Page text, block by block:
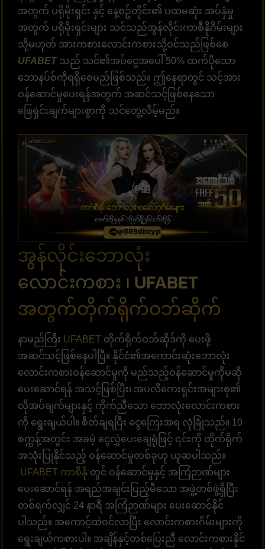
အတွက် ပရိုမိုးရှင်း နှင့် နေ့စဥ်တိုင်း၏ ပထမဆုံး အပ်နှံမှု
အတွက် ပရိုမိုးရှင်းများ သင်သည်အွန်လိုင်းကာစီနိုဂိမ်းများ
သို့မဟုတ် အားကစားလောင်းကစားသို့ဝင်သည်ဖြစ်စေ
UFABETသည် သင်၏အပ်ငွေအပေါ် 50% ထက်ပိုသော
ဘောနပ်စ်ကိုရရှိစေမည်ဖြစ်သည်။ ဤနေရာတွင် သင့်အား
ဝန်ဆောင်မှုပေးရန်အတွက် အဆင်သင့်ဖြစ်နေသော
ဖြေရှင်းချက်များစွာကို သင်တွေ့လိမ့်မည်။
အွန်လိုင်းဘောလုံး
လောင်းကစား ၊ UFABET
အတွက်တိုက်ရိုက်ဝဘ်ဆိုက်
နာမည်ကြီး UFABET တိုက်ရိုက်ဝဘ်ဆိုဒ်ကို ပေးဖို့
အဆင်သင့်ဖြစ်နေပါပြီ။ နိုင်ငံ၏အကောင်းဆုံးဘောလုံး
လောင်းကစားဝန်ဆောင်မှုကို မည်သည့်ဝန်ဆောင်မှုကိုမဆို
ပေးဆောင်ရန် အသင့်ဖြစ်ပြီး၊ အပလီကေးရှင်းအများစု၏
လိုအပ်ချက်များနှင့် ကိုက်ညီသော ဘောလုံးလောင်းကစား
ကို ရွေးချယ်ပါ။ စီတ်ချရပြီး ငွေကြေးအရ လုံခြုံသည်။ 10
စက္ကန့်အတွင်း အခမဲ့ ငွေလွှဲပေးချေရုံဖြင့် ၎င်းကို တိုက်ရိုက်
အသုံးပြုနိုင်သည့် ဝန်ဆောင်မှုတစ်ခုဟု ယူဆပါသည်။
UFABET ကာစီနို တွင် ဝန်ဆောင်မှုနှင့် အကြံဉာဏ်များ
ပေးဆောင်ရန် အရည်အချင်းပြည့်မီသော အဖွဲ့တစ်ဖွဲ့ရှိပြီး
တစ်ရက်လျှင် 24 နာရီ အကြံဉာဏ်များ ပေးဆောင်နိုင်
ပါသည်။ အကောင့်ထဲဝင်လာပြီး လောင်းကစားဂိမ်းများကို
ရွေးချယ်ကစားပါ။ အချိန်နှင့်တစ်ပြေးညီ လောင်းကစားနိုင်